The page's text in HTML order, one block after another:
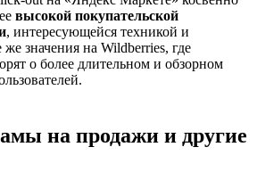
высокой покупательской
, интересующейся техникой и
значения на Wildberries, где
о более длительном и обзорном
на продажи и другие